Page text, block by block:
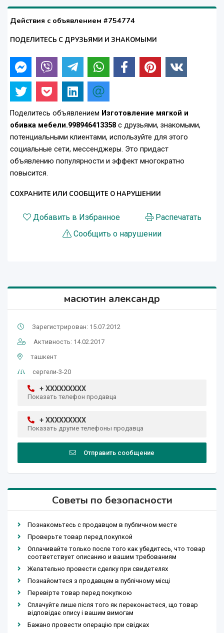
Действия с объявлением #754774
ПОДЕЛИТЕСЬ С ДРУЗЬЯМИ И ЗНАКОМЫМИ
Поделитесь объявлением Изготовление мягкой и
обивка мебели.998946413358 с друзьями, знакомыми,
потенциальными клиентами, используйте для этого
социальные сети, мессенджеры. Это придаст
объявлению популярности и эффект многократно
повысится.
СОХРАНИТЕ ИЛИ СООБЩИТЕ О НАРУШЕНИИ
Добавить в Избранное
Распечатать
Сообщить о нарушении
масютин александр
Зарегистрирован: 15.07.2012
Активность: 14.02.2017
ташкент
сергели-3-20
+ XXXXXXXXX
Показать телефон продавца
+ XXXXXXXXX
Показать другие телефоны продавца
Отправить сообщение
Советы по безопасности
Познакомьтесь с продавцом в публичном месте
Проверьте товар перед покупкой
Оплачивайте только после того как убедитесь, что товар
соответствует описанию и вашим требованиям
Желательно провести сделку при свидетелях
Познайомтеся з продавцем в публічному місці
Перевірте товар перед покупкою
Сплачуйте лише після того як переконаєтеся, що товар
відповідає опису і вашим вимогам
Бажано провести операцію при свідках